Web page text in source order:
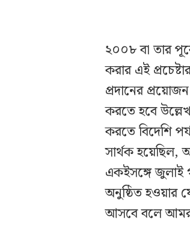
২০০৮ বা তার
করার এই
প্রদানের
করতে হবে উল্লেখ
করতে বিদেশি
সার্থক হয়েছিল,
একইসঙ্গে জুলাই
অনুষ্ঠিত হওয়ার
আসবে বলে আমরা